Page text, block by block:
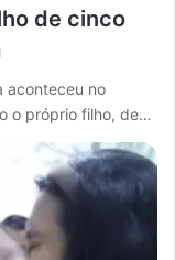
de cinco
aconteceu no
o próprio filho, de…